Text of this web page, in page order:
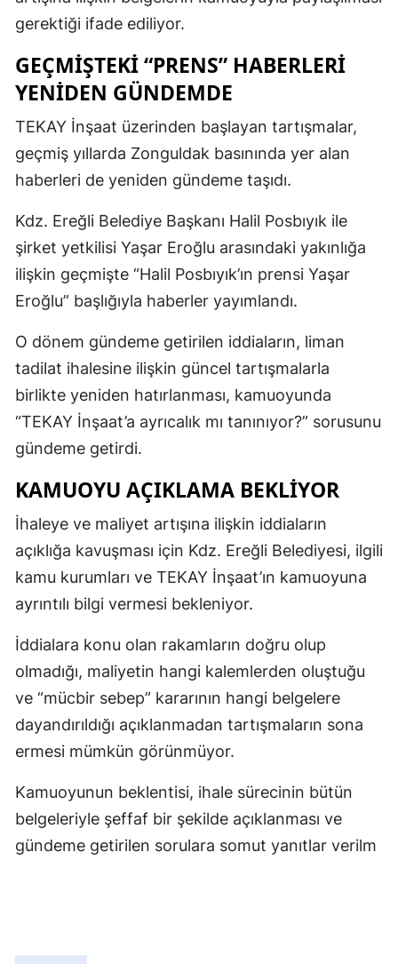
gerektiği ifade ediliyor.
GEÇMİŞTEKİ “PRENS” HABERLERİ
YENİDEN GÜNDEMDE
TEKAY İnşaat üzerinden başlayan tartışmalar,
geçmiş yıllarda Zonguldak basınında yer alan
haberleri de yeniden gündeme taşıdı.
Kdz. Ereğli Belediye Başkanı Halil Posbıyık ile
şirket yetkilisi Yaşar Eroğlu arasındaki yakınlığa
ilişkin geçmişte “Halil Posbıyık’ın prensi Yaşar
Eroğlu” başlığıyla haberler yayımlandı.
O dönem gündeme getirilen iddiaların, liman
tadilat ihalesine ilişkin güncel tartışmalarla
birlikte yeniden hatırlanması, kamuoyunda
“TEKAY İnşaat’a ayrıcalık mı tanınıyor?” sorusunu
gündeme getirdi.
KAMUOYU AÇIKLAMA BEKLİYOR
İhaleye ve maliyet artışına ilişkin iddiaların
açıklığa kavuşması için Kdz. Ereğli Belediyesi, ilgili
kamu kurumları ve TEKAY İnşaat’ın kamuoyuna
ayrıntılı bilgi vermesi bekleniyor.
İddialara konu olan rakamların doğru olup
olmadığı, maliyetin hangi kalemlerden oluştuğu
ve “mücbir sebep” kararının hangi belgelere
dayandırıldığı açıklanmadan tartışmaların sona
ermesi mümkün görünmüyor.
Kamuoyunun beklentisi, ihale sürecinin bütün
belgeleriyle şeffaf bir şekilde açıklanması ve
gündeme getirilen sorulara somut yanıtlar verilm